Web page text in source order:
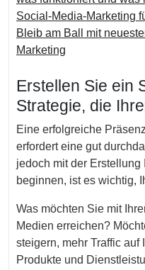
Social-Media-Marketing
Bleib am Ball mit
Marketing
Erstellen Sie ein
Strategie, die
Eine erfolgreiche
erfordert eine gut
jedoch mit der
beginnen, ist es wichtig,
Was möchten Sie mit
Medien erreichen?
steigern, mehr Traffic auf
Produkte und